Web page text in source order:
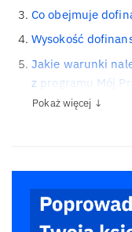
Co obejmuje
Wysokość
Jakie warunki
z programu Mój
Pokaż więcej ↓